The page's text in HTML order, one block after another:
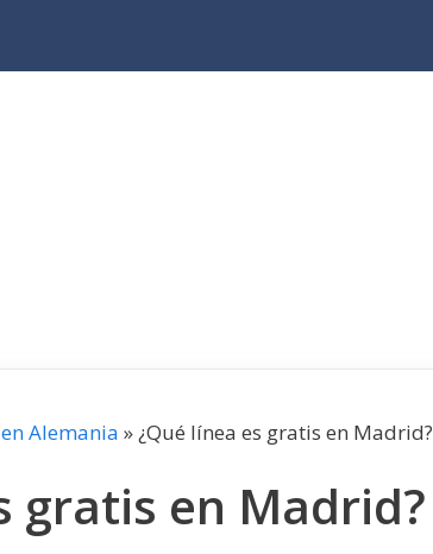
Alemania »¿Qué línea es gratis en Madrid?
gratis en Madrid?